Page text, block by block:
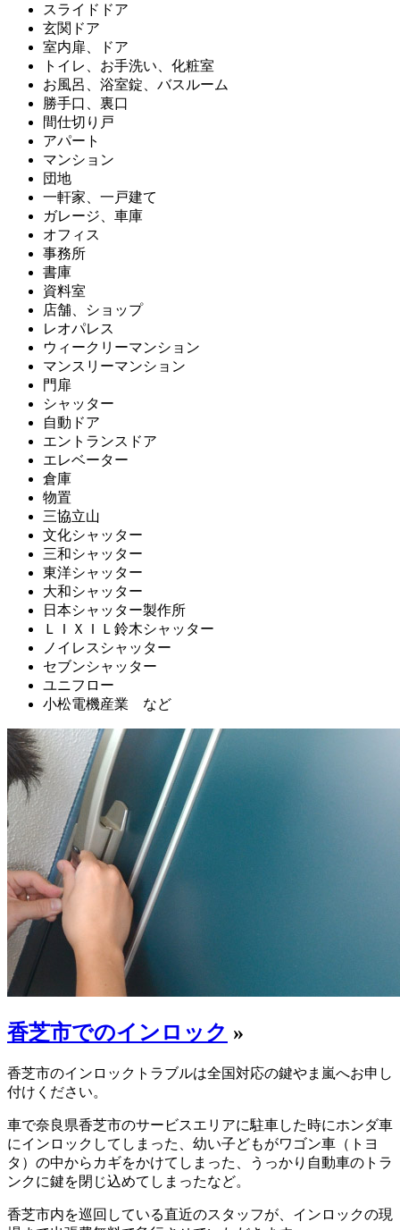
スライドドア
玄関ドア
室内扉、ドア
トイレ、お手洗い、化粧室
お風呂、浴室錠、バスルーム
勝手口、裏口
間仕切り戸
アパート
マンション
団地
一軒家、一戸建て
ガレージ、車庫
オフィス
事務所
書庫
資料室
店舗、ショップ
レオパレス
ウィークリーマンション
マンスリーマンション
門扉
シャッター
自動ドア
エントランスドア
エレベーター
倉庫
物置
三協立山
文化シャッター
三和シャッター
東洋シャッター
大和シャッター
日本シャッター製作所
ＬＩＸＩＬ鈴木シャッター
ノイレスシャッター
セブンシャッター
ユニフロー
小松電機産業 など
香芝市でのインロック »
香芝市のインロックトラブルは全国対応の鍵やま嵐へお申し
付けください。
車で奈良県香芝市のサービスエリアに駐車した時にホンダ車
にインロックしてしまった、幼い子どもがワゴン車（トヨ
タ）の中からカギをかけてしまった、うっかり自動車のトラ
ンクに鍵を閉じ込めてしまったなど。
香芝市内を巡回している直近のスタッフが、インロックの現